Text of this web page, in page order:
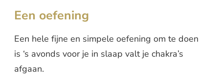
Een oefening
Een hele fijne en simpele oefening om te doen
is ‘s avonds voor je in slaap valt je chakra’s
afgaan.